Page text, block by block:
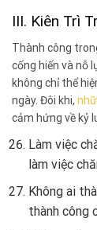
III. Kiên Trì
Thành công
cống hiến và nỗ
không chỉ thể
ngày. Đôi khi,
cảm hứng về kỷ
Làm việc
làm việc
Không ai
thành công